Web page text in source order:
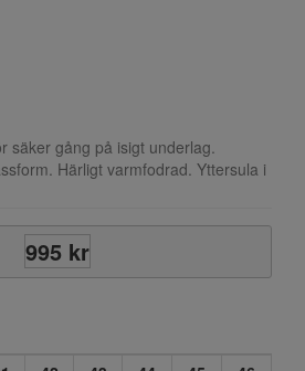
säker gång på isigt underlag.
Härligt varmfodrad. Yttersula i
995 kr